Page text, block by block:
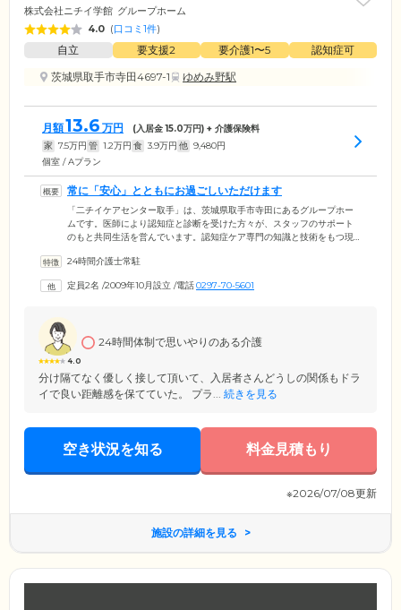
株式会社ニチイ学館 グループホーム
4.0 (口コミ1件)
自立 要支援2 要介護1〜5
認知症可
茨城県取手市寺田4697-1
ゆめみ野駅
月額13.6 万円 (入居金15.0万円) + 介護保険料
家 7.5万円 管 1.2万円 食 3.9万円 他 9,480円
個室 / Aプラン
常に「安心」とともにお過ごしいただけます
「二チイケアセンター取手」は、茨城県取手市寺田にあるグループホー
ムです。医師により認知症と診断を受けた方々が、スタッフのサポート
のもと共同生活を営んでいます。認知症ケア専門の知識と技術をもつ現
報共有を徹底し、昼も夜も安心してお過ごしいただけるよう支援してい
会を開催したりと、アットホームであたたかい雰囲気のなか、常に安心
24時間介護士常駐
定員2名 /2009年10月設立 /電話0297-70-5601
4.0
24時間体制で思いやりのある介護
分け隔てなく優しく接して頂いて、入居者さんどうしの関係もドラ
イで良い距離感を保てていた。 プラ... 続きを見る
空き状況を知る 料金見積もり
※2026/07/08更新
施設の詳細を見る